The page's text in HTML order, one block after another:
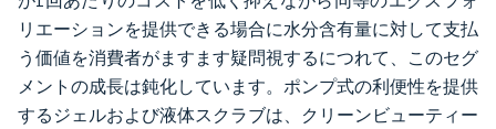
リエーションを提供できる場合に水分含有量に対して支払
う価値を消費者がますます疑問視するにつれて、このセグ
メントの成長は鈍化しています。ポンプ式の利便性を提供
するジェルおよび液体スクラブは、クリーンビューティー